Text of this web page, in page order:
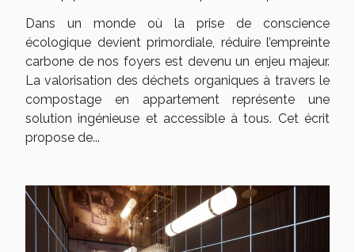
impact environnemental
Dans un monde où la prise de conscience
écologique devient primordiale, réduire l’empreinte
carbone de nos foyers est devenu un enjeu majeur.
La valorisation des déchets organiques à travers le
compostage en appartement représente une
solution ingénieuse et accessible à tous. Cet écrit
propose de...